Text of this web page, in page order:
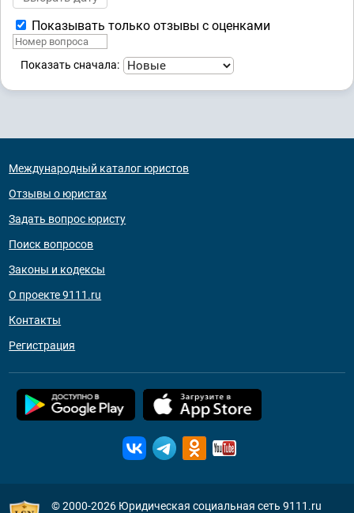
Показывать только отзывы с оценками
Показать сначала:
Международный каталог юристов
Отзывы о юристах
Задать вопрос юристу
Поиск вопросов
Законы и кодексы
О проекте 9111.ru
Контакты
Регистрация
© 2000-2026 Юридическая социальная сеть 9111.ru